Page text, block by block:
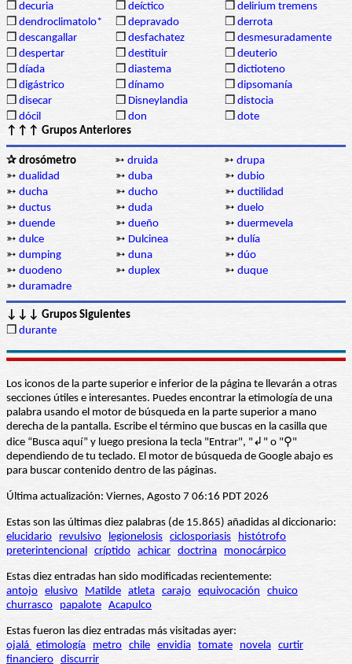
❒ decuria ❒ deíctico ❒ delirium tremens
❒ dendroclimatolo* ❒ depravado ❒ derrota
❒ descangallar ❒ desfachatez ❒ desmesuradamente
❒ despertar ❒ destituir ❒ deuterio
❒ díada ❒ diastema ❒ dictioteno
❒ digástrico ❒ dínamo ❒ dipsomanía
❒ disecar ❒ Disneylandia ❒ distocia
❒ dócil ❒ don ❒ dote
↑↑↑ Grupos Anteriores
✰ drosómetro ➳ druida ➳ drupa
➳ dualidad ➳ duba ➳ dubio
➳ ducha ➳ ducho ➳ ductilidad
➳ ductus ➳ duda ➳ duelo
➳ duende ➳ dueño ➳ duermevela
➳ dulce ➳ Dulcinea ➳ dulía
➳ dumping ➳ duna ➳ dúo
➳ duodeno ➳ duplex ➳ duque
➳ duramadre
↓↓↓ Grupos Siguientes
❒ durante
Los iconos de la parte superior e inferior de la página te llevarán a otras
secciones útiles e interesantes. Puedes encontrar la etimología de una
palabra usando el motor de búsqueda en la parte superior a mano
derecha de la pantalla. Escribe el término que buscas en la casilla que
dice “Busca aquí” y luego presiona la tecla "Entrar", "↲" o "⚲"
dependiendo de tu teclado. El motor de búsqueda de Google abajo es
para buscar contenido dentro de las páginas.
Última actualización: Viernes, Agosto 7 06:16 PDT 2026
Estas son las últimas diez palabras (de 15.865) añadidas al diccionario:
elucidario
revulsivo legionelosis ciclosporiasis
histótrofo
preterintencional críptido achicar doctrina monocárpico
Estas diez entradas han sido modificadas recientemente:
antojo elusivo Matilde atleta carajo equivocación
chuico
churrasco
papalote Acapulco
Estas fueron las diez entradas más visitadas ayer:
ojalá etimología metro chile envidia tomate novela curtir
financiero discurrir